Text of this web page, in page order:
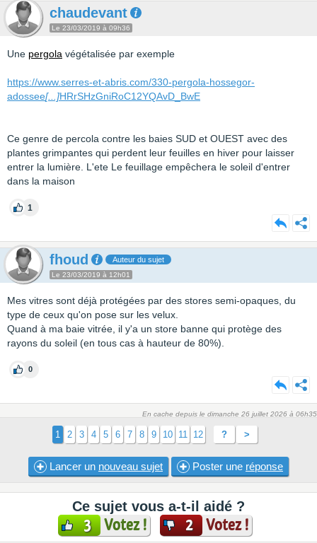
chaudevant
Le 23/03/2019 à 09h36
Une pergola végétalisée par exemple
https://www.serres-et-abris.com/330-pergola-hossegor-
adossee[...]HRrSHzGniRoC12YQAvD_BwE
Ce genre de percola contre les baies SUD et OUEST avec des
plantes grimpantes qui perdent leur feuilles en hiver pour laisser
entrer la lumière. L'ete Le feuillage empêchera le soleil d'entrer
dans la maison
1
fhoud Auteur du sujet
Le 23/03/2019 à 12h01
Mes vitres sont déjà protégées par des stores semi-opaques, du
type de ceux qu'on pose sur les velux.
Quand à ma baie vitrée, il y'a un store banne qui protège des
rayons du soleil (en tous cas à hauteur de 80%).
0
En cache depuis le dimanche 26 juillet 2026 à 06h35
1 2 3 4 5 6 7 8 9 10 11 12 ? >
Lancer un nouveau sujet Poster une réponse
Ce sujet vous a-t-il aidé ?
3 Votez ! 2 Votez !